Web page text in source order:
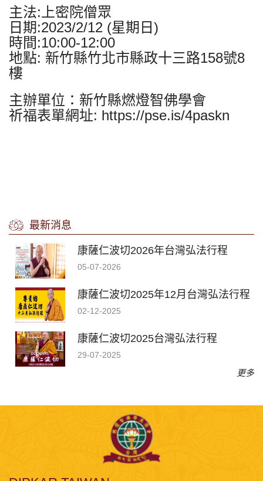
主法:上密院僧眾
日期:2023/2/12 (星期日)
時間:10:00-12:00
地點: 新竹縣竹北市縣政十三路158號8
樓
主辦單位：新竹縣燃燈智佛學會
祈福表單網址: https://pse.is/4paskn
最新消息
康薩仁波切2026年台灣弘法行程
05-07-2026
康薩仁波切2025年12月台灣弘法行程
02-12-2025
康薩仁波切2025台灣弘法行程
29-07-2025
更多